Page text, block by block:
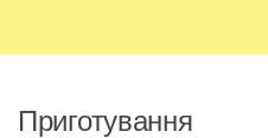
Приготування